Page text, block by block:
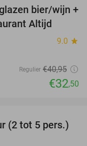
21%
bier/wijn +
Altijd
9.0 star
Regulier €40,95
€32,50
28%
(2 tot 5 pers.)